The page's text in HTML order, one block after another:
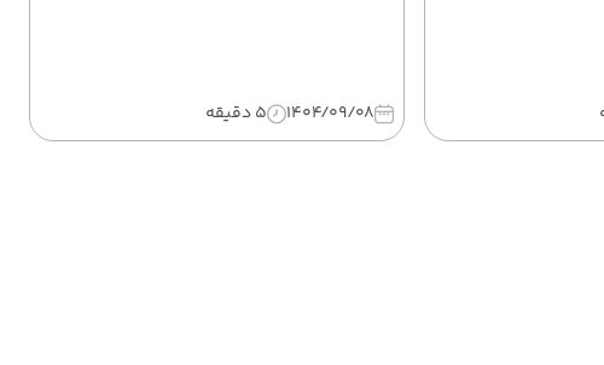
1404/09/08 5 دقیقه